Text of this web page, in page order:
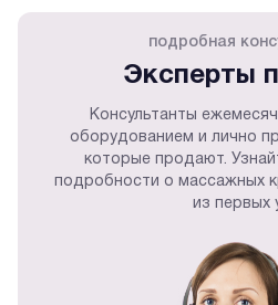
подробная
Эксперты
Консультанты
оборудованием и лично
которые продают.
подробности о массажных
из первых